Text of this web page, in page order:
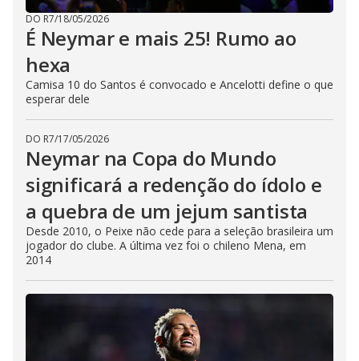
DO R7/18/05/2026
É Neymar e mais 25! Rumo ao
hexa
Camisa 10 do Santos é convocado e Ancelotti define o que
esperar dele
DO R7/17/05/2026
Neymar na Copa do Mundo
significará a redenção do ídolo e
a quebra de um jejum santista
Desde 2010, o Peixe não cede para a seleção brasileira um
jogador do clube. A última vez foi o chileno Mena, em
2014